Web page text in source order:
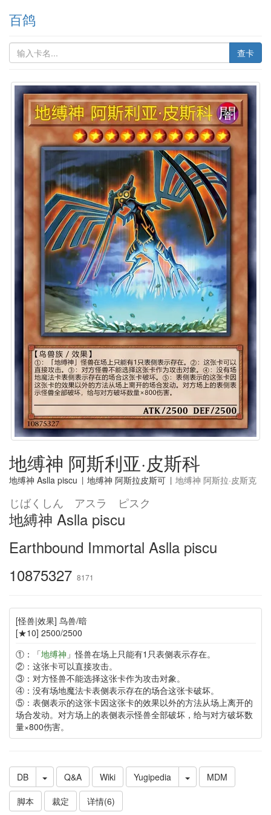
百鸽
查卡
地缚神 阿斯利亚·皮斯科
地缚神 Aslla piscu | 地缚神 阿斯拉皮斯可 | 地缚神 阿斯拉·皮斯克
じばくしん アスラ ピスク
地縛神 Aslla piscu
Earthbound Immortal Aslla piscu
10875327 8171
[怪兽|效果] 鸟兽/暗
[★10] 2500/2500
①：「地缚神 」怪兽在场上只能有1只表侧表示存在。
②：这张卡可以直接攻击。
③：对方怪兽不能选择这张卡作为攻击对象。
④：没有场地魔法卡表侧表示存在的场合这张卡破坏。
⑤：表侧表示的这张卡因这张卡的效果以外的方法从场上离开的
场合发动。对方场上的表侧表示怪兽全部破坏，给与对方破坏数
量×800伤害。
DB Q&A Wiki Yugipedia
MDM
脚本
裁定 详情(6)